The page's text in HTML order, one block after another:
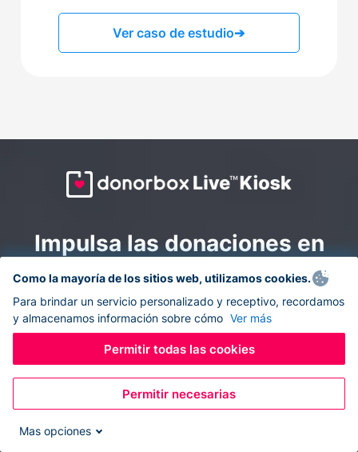
Ver caso de estudio➔
Impulsa las donaciones en
todas partes: combina la
recaudación de fondos en
línea y en el sitio con
Donorbox Live Kiosk.
Convierte tu tableta en un quiosco de donaciones y
recolecta donaciones sin efectivo durante eventos, en
Como la mayoría de los sitios web, utilizamos cookies.
Para brindar un servicio personalizado y receptivo, recordamos
y almacenamos información sobre cómo Ver más
Permitir todas las cookies
Permitir necesarias
Mas opciones